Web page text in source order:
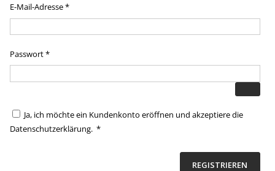
E-Mail-Adresse*Erforderlich
Passwort*Erforderlich
Ja, ich möchte ein Kundenkonto eröffnen und akzeptiere die
Datenschutzerklärung. *Erforderlich
REGISTRIEREN